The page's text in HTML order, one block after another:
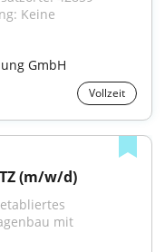
Keine
GmbH
Vollzeit
TZ (m/w/d)
mit